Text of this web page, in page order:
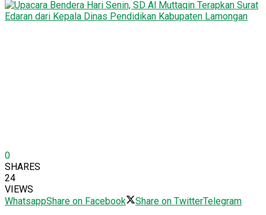
0
SHARES
24
VIEWS
WhatsappShare on Facebook Share on TwitterTelegram